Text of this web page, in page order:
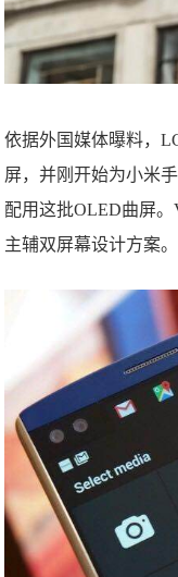
依据外国媒体曝料，
屏，并刚开始为小米
配用这批OLED曲屏
主辅双屏幕设计方案